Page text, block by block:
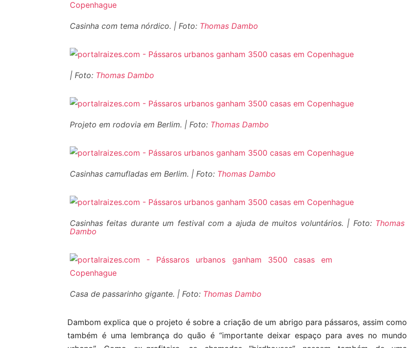
Casinha com tema nórdico. | Foto: Thomas Dambo
| Foto: Thomas Dambo
Projeto em rodovia em Berlim. | Foto: Thomas Dambo
Casinhas camufladas em Berlim. | Foto: Thomas Dambo
Casinhas feitas durante um festival com a ajuda de muitos voluntários. | Foto: Thomas
Dambo
Casa de passarinho gigante. | Foto: Thomas Dambo
Dambom explica que o projeto é sobre a criação de um abrigo para pássaros, assim como
também é uma lembrança do quão é “importante deixar espaço para aves no mundo